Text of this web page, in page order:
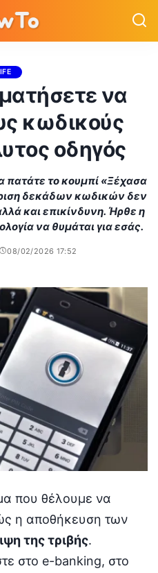
να
κωδικούς
οδηγός
το κουμπί «Ξέχασα
δεκάδων κωδικών δεν
και επικίνδυνη. Ήρθε η
να θυμάται για εσάς.
08/02/2026 17:52
που θέλουμε να
η αποθήκευση των
της τριβής.
στο e-banking, στο